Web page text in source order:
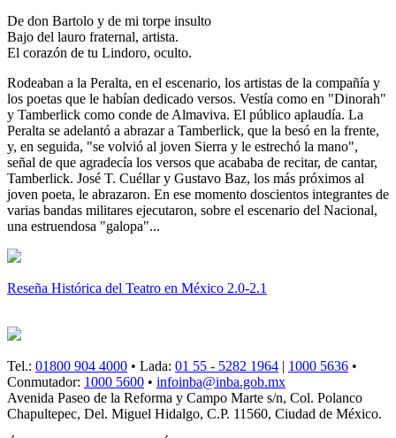
De don Bartolo y de mi torpe insulto
Bajo del lauro fraternal, artista.
El corazón de tu Lindoro, oculto.
Rodeaban a la Peralta, en el escenario, los artistas de la compañía y
los poetas que le habían dedicado versos. Vestía como en "Dinorah"
y Tamberlick como conde de Almaviva. El público aplaudía. La
Peralta se adelantó a abrazar a Tamberlick, que la besó en la frente,
y, en seguida, "se volvió al joven Sierra y le estrechó la mano",
señal de que agradecía los versos que acababa de recitar, de cantar,
Tamberlick. José T. Cuéllar y Gustavo Baz, los más próximos al
joven poeta, le abrazaron. En ese momento doscientos integrantes de
varias bandas militares ejecutaron, sobre el escenario del Nacional,
una estruendosa "galopa"...
Reseña Histórica del Teatro en México 2.0-2.1
Tel.: 01800 904 4000 • Lada: 01 55 - 5282 1964 | 1000 5636 •
Conmutador: 1000 5600 • infoinba@inba.gob.mx
Avenida Paseo de la Reforma y Campo Marte s/n, Col. Polanco
Chapultepec, Del. Miguel Hidalgo, C.P. 11560, Ciudad de México.